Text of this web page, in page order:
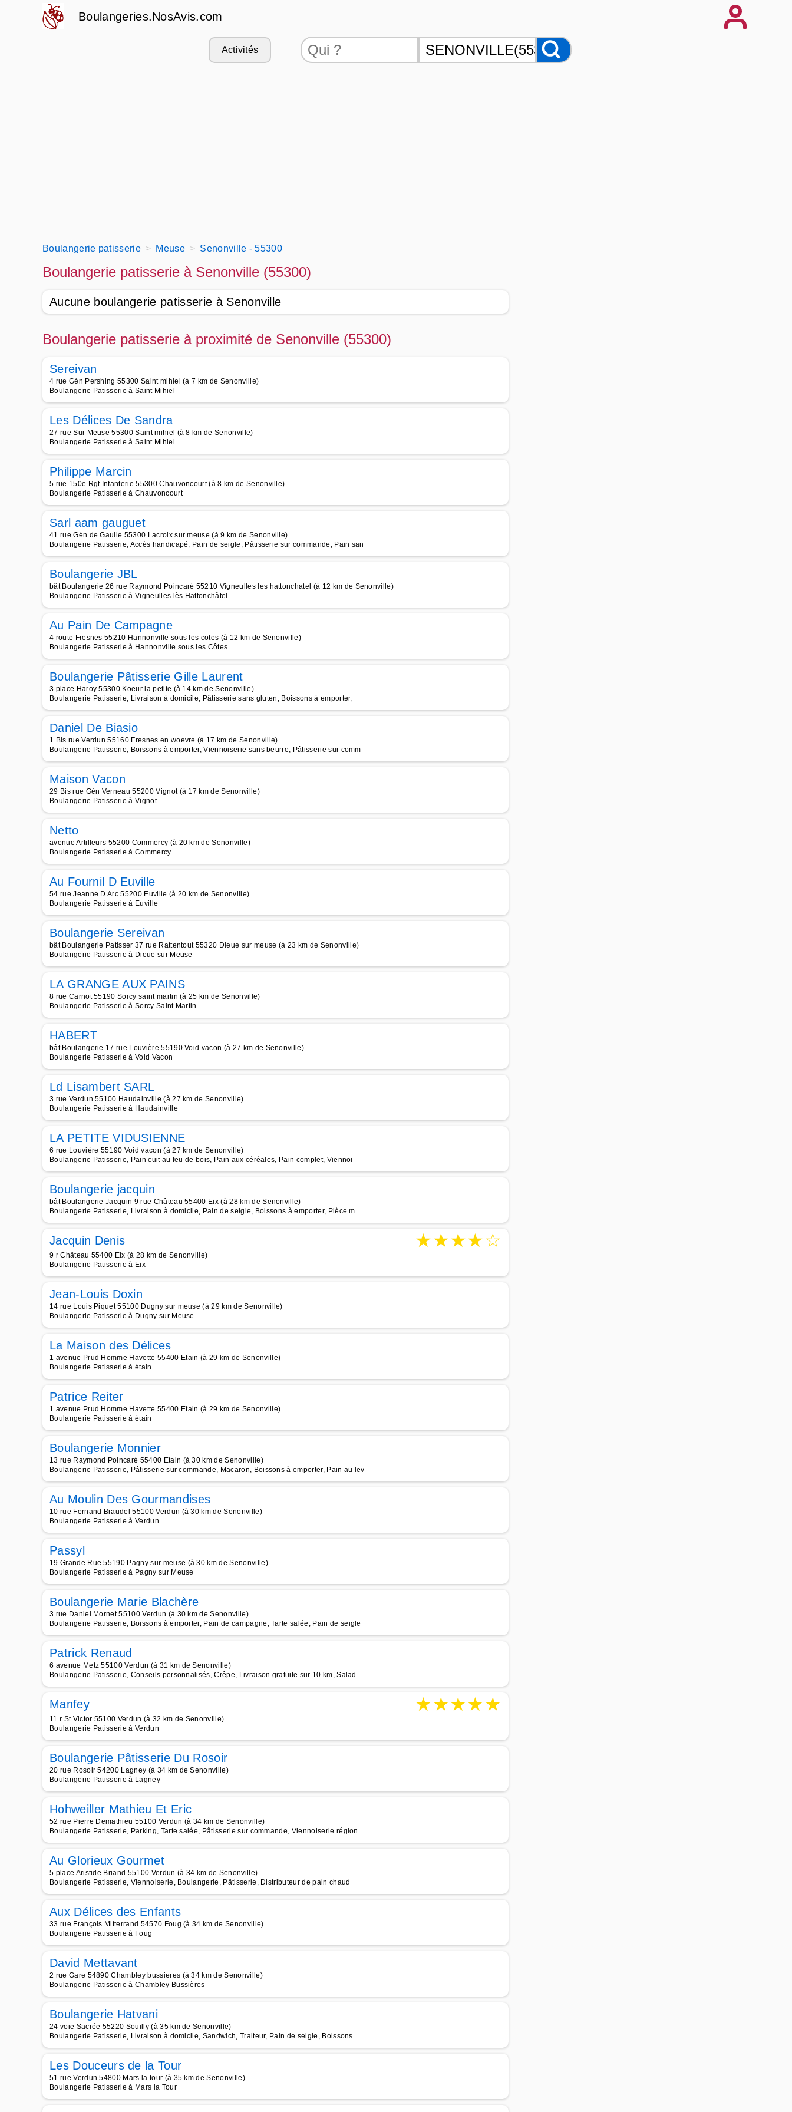
Boulangeries.NosAvis.com
Activités
Boulangerie patisserie Meuse Senonville - 55300
Boulangerie patisserie à Senonville (55300)
Aucune boulangerie patisserie à Senonville
Boulangerie patisserie à proximité de Senonville (55300)
Sereivan
4 rue Gén Pershing 55300 Saint mihiel (à 7 km de Senonville)
Boulangerie Patisserie à Saint Mihiel
Les Délices De Sandra
27 rue Sur Meuse 55300 Saint mihiel (à 8 km de Senonville)
Boulangerie Patisserie à Saint Mihiel
Philippe Marcin
5 rue 150e Rgt Infanterie 55300 Chauvoncourt (à 8 km de Senonville)
Boulangerie Patisserie à Chauvoncourt
Sarl aam gauguet
41 rue Gén de Gaulle 55300 Lacroix sur meuse (à 9 km de Senonville)
Boulangerie Patisserie, Accès handicapé, Pain de seigle, Pâtisserie sur commande, Pain san
Boulangerie JBL
bât Boulangerie 26 rue Raymond Poincaré 55210 Vigneulles les hattonchatel (à 12 km de Senonville)
Boulangerie Patisserie à Vigneulles lès Hattonchâtel
Au Pain De Campagne
4 route Fresnes 55210 Hannonville sous les cotes (à 12 km de Senonville)
Boulangerie Patisserie à Hannonville sous les Côtes
Boulangerie Pâtisserie Gille Laurent
3 place Haroy 55300 Koeur la petite (à 14 km de Senonville)
Boulangerie Patisserie, Livraison à domicile, Pâtisserie sans gluten, Boissons à emporter,
Daniel De Biasio
1 Bis rue Verdun 55160 Fresnes en woevre (à 17 km de Senonville)
Boulangerie Patisserie, Boissons à emporter, Viennoiserie sans beurre, Pâtisserie sur comm
Maison Vacon
29 Bis rue Gén Verneau 55200 Vignot (à 17 km de Senonville)
Boulangerie Patisserie à Vignot
Netto
avenue Artilleurs 55200 Commercy (à 20 km de Senonville)
Boulangerie Patisserie à Commercy
Au Fournil D Euville
54 rue Jeanne D Arc 55200 Euville (à 20 km de Senonville)
Boulangerie Patisserie à Euville
Boulangerie Sereivan
bât Boulangerie Patisser 37 rue Rattentout 55320 Dieue sur meuse (à 23 km de Senonville)
Boulangerie Patisserie à Dieue sur Meuse
LA GRANGE AUX PAINS
8 rue Carnot 55190 Sorcy saint martin (à 25 km de Senonville)
Boulangerie Patisserie à Sorcy Saint Martin
HABERT
bât Boulangerie 17 rue Louvière 55190 Void vacon (à 27 km de Senonville)
Boulangerie Patisserie à Void Vacon
Ld Lisambert SARL
3 rue Verdun 55100 Haudainville (à 27 km de Senonville)
Boulangerie Patisserie à Haudainville
LA PETITE VIDUSIENNE
6 rue Louvière 55190 Void vacon (à 27 km de Senonville)
Boulangerie Patisserie, Pain cuit au feu de bois, Pain aux céréales, Pain complet, Viennoi
Boulangerie jacquin
bât Boulangerie Jacquin 9 rue Château 55400 Eix (à 28 km de Senonville)
Boulangerie Patisserie, Livraison à domicile, Pain de seigle, Boissons à emporter, Pièce m
Jacquin Denis ★★★★☆
9 r Château 55400 Eix (à 28 km de Senonville)
Boulangerie Patisserie à Eix
Jean-Louis Doxin
14 rue Louis Piquet 55100 Dugny sur meuse (à 29 km de Senonville)
Boulangerie Patisserie à Dugny sur Meuse
La Maison des Délices
1 avenue Prud Homme Havette 55400 Etain (à 29 km de Senonville)
Boulangerie Patisserie à étain
Patrice Reiter
1 avenue Prud Homme Havette 55400 Etain (à 29 km de Senonville)
Boulangerie Patisserie à étain
Boulangerie Monnier
13 rue Raymond Poincaré 55400 Etain (à 30 km de Senonville)
Boulangerie Patisserie, Pâtisserie sur commande, Macaron, Boissons à emporter, Pain au lev
Au Moulin Des Gourmandises
10 rue Fernand Braudel 55100 Verdun (à 30 km de Senonville)
Boulangerie Patisserie à Verdun
Passyl
19 Grande Rue 55190 Pagny sur meuse (à 30 km de Senonville)
Boulangerie Patisserie à Pagny sur Meuse
Boulangerie Marie Blachère
3 rue Daniel Mornet 55100 Verdun (à 30 km de Senonville)
Boulangerie Patisserie, Boissons à emporter, Pain de campagne, Tarte salée, Pain de seigle
Patrick Renaud
6 avenue Metz 55100 Verdun (à 31 km de Senonville)
Boulangerie Patisserie, Conseils personnalisés, Crêpe, Livraison gratuite sur 10 km, Salad
Manfey ★★★★★
11 r St Victor 55100 Verdun (à 32 km de Senonville)
Boulangerie Patisserie à Verdun
Boulangerie Pâtisserie Du Rosoir
20 rue Rosoir 54200 Lagney (à 34 km de Senonville)
Boulangerie Patisserie à Lagney
Hohweiller Mathieu Et Eric
52 rue Pierre Demathieu 55100 Verdun (à 34 km de Senonville)
Boulangerie Patisserie, Parking, Tarte salée, Pâtisserie sur commande, Viennoiserie région
Au Glorieux Gourmet
5 place Aristide Briand 55100 Verdun (à 34 km de Senonville)
Boulangerie Patisserie, Viennoiserie, Boulangerie, Pâtisserie, Distributeur de pain chaud
Aux Délices des Enfants
33 rue François Mitterrand 54570 Foug (à 34 km de Senonville)
Boulangerie Patisserie à Foug
David Mettavant
2 rue Gare 54890 Chambley bussieres (à 34 km de Senonville)
Boulangerie Patisserie à Chambley Bussières
Boulangerie Hatvani
24 voie Sacrée 55220 Souilly (à 35 km de Senonville)
Boulangerie Patisserie, Livraison à domicile, Sandwich, Traiteur, Pain de seigle, Boissons
Les Douceurs de la Tour
51 rue Verdun 54800 Mars la tour (à 35 km de Senonville)
Boulangerie Patisserie à Mars la Tour